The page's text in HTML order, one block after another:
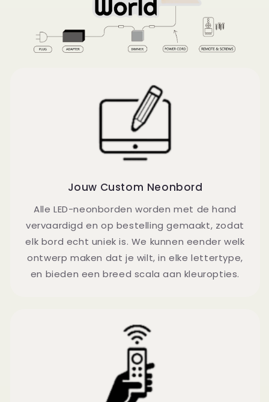
Jouw Custom Neonbord
Alle LED-neonborden worden met de hand
vervaardigd en op bestelling gemaakt, zodat
elk bord echt uniek is. We kunnen eender welk
ontwerp maken dat je wilt, in elke lettertype,
en bieden een breed scala aan kleuropties.